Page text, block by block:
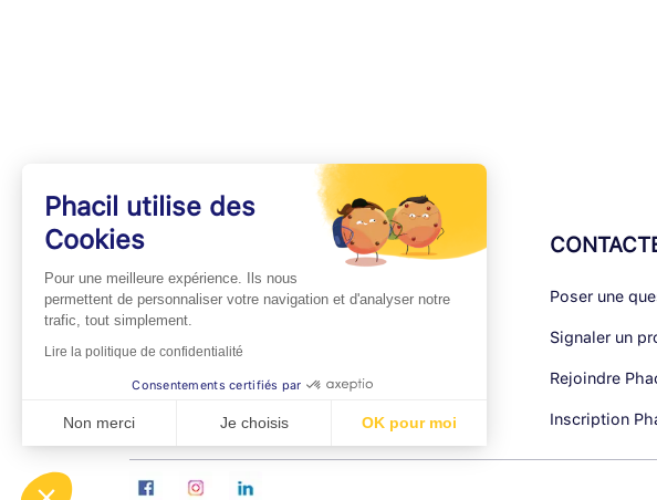
INFOS PRATIQUES
Professionnels de Santé
Espace Pharmaciens
Foire aux questions
Poser une
Signaler un
Rejoindre
Inscription
Phacil utilise des
Cookies
Pour une meilleure expérience. Ils nous
permettent de personnaliser votre navigation et d'analyser notre
trafic, tout simplement.
Lire la politique de confidentialité
Consentements certifiés par
Non merci Je choisis OK pour moi
Axeptio consent
Plateforme de Gestion du Consentement : Personnalisez vos